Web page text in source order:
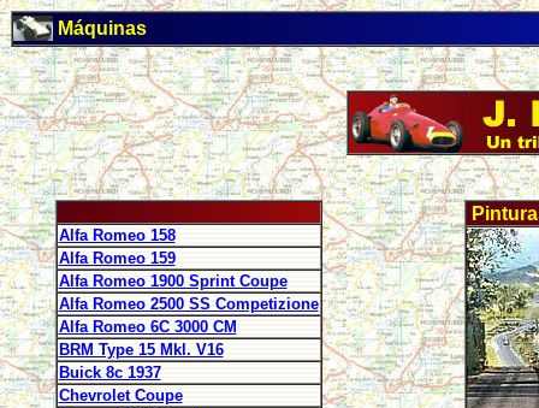
Máquinas
Alfa Romeo 158
Alfa Romeo 159
Alfa Romeo 1900 Sprint Coupe
Alfa Romeo 2500 SS Competizione
Alfa Romeo 6C 3000 CM
BRM Type 15 Mkl. V16
Buick 8c 1937
Chevrolet Coupe